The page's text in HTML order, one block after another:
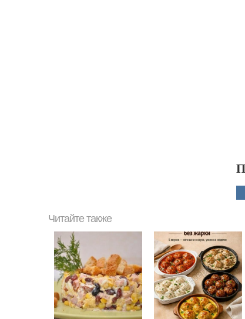
Читайте также